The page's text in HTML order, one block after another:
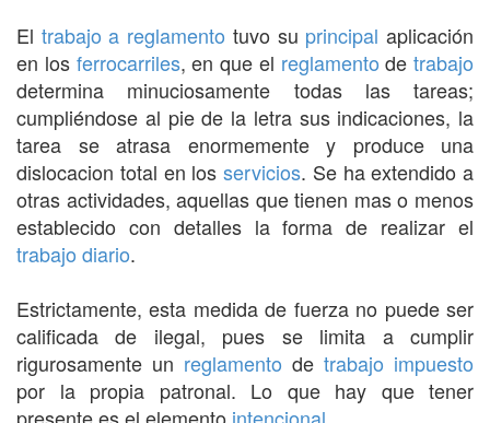
El trabajo a reglamento tuvo su principal aplicación
en los ferrocarriles, en que el reglamento de trabajo
determina minuciosamente todas las tareas;
cumpliéndose al pie de la letra sus indicaciones, la
tarea se atrasa enormemente y produce una
dislocacion total en los servicios. Se ha extendido a
otras actividades, aquellas que tienen mas o menos
establecido con detalles la forma de realizar el
trabajo diario.
Estrictamente, esta medida de fuerza no puede ser
calificada de ilegal, pues se limita a cumplir
rigurosamente un reglamento de trabajo impuesto
por la propia patronal. Lo que hay que tener
presente es el elemento intencional.